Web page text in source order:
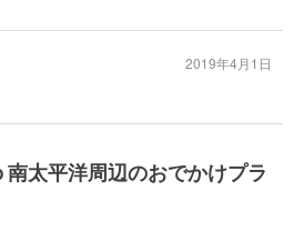
2019年4月1日
太平洋周辺のおでかけプラ